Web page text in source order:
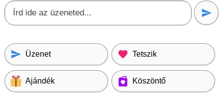
Üzenet Tetszik
Ajándék Köszöntő